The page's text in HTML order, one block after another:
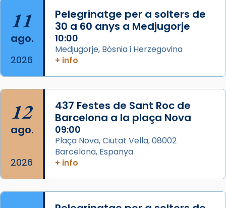
View on Facebook · Share
Arquebisbat de Barcelona
2 weeks ago
Acompanyant la història de sant Cugat, a
partir de l’Edat Mitjana sorgeix la tradició
que les santes Juliana (“relatiu a Júlia”) i
Semproniana (“relatiu a Semprònia =
eterna”) són deixebles seves. I l’any 1667, el
frare Joan Gaspar Roig, afirma en una obra
que les santes són filles de l’antiga Iluro.
Mataró en reivindicarà les relíq
11
ago.
2026
Pelegrinatge per a solters de
30 a 60 anys a Medjugorje
10:00
Medjugorje, Bòsnia i Herzegovina
+ info
12
ago.
2026
437 Festes de Sant Roc de
Barcelona a la plaça Nova
09:00
Plaça Nova, Ciutat Vella, 08002
Barcelona, Espanya
+ info